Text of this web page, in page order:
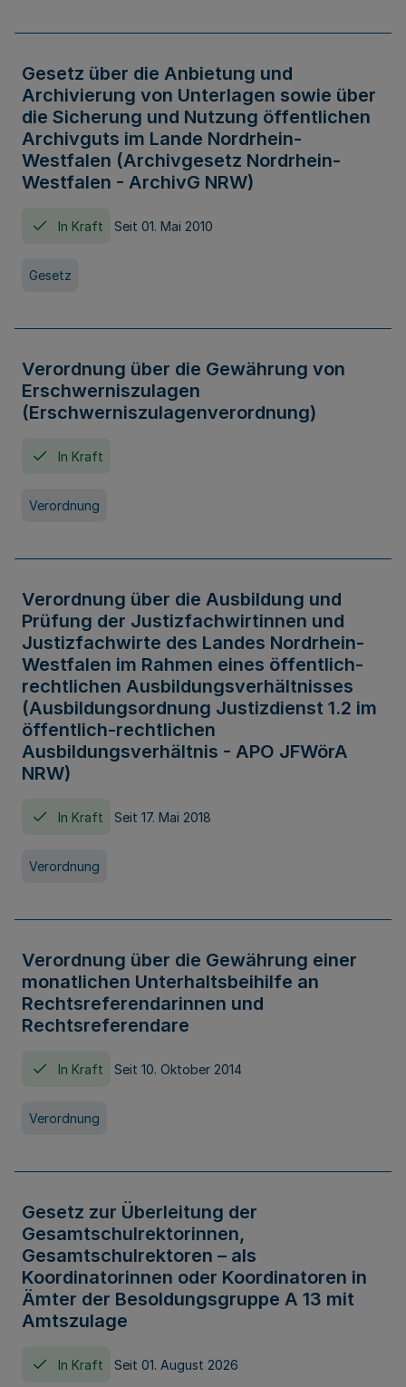
Gesetz über die Anbietung und
Archivierung von Unterlagen sowie über
die Sicherung und Nutzung öffentlichen
Archivguts im Lande Nordrhein-
Westfalen (Archivgesetz Nordrhein-
Westfalen - ArchivG NRW)
In Kraft Seit 01. Mai 2010
Gesetz
Verordnung über die Gewährung von
Erschwerniszulagen
(Erschwerniszulagenverordnung)
In Kraft
Verordnung
Verordnung über die Ausbildung und
Prüfung der Justizfachwirtinnen und
Justizfachwirte des Landes Nordrhein-
Westfalen im Rahmen eines öffentlich-
rechtlichen Ausbildungsverhältnisses
(Ausbildungsordnung Justizdienst 1.2 im
öffentlich-rechtlichen
Ausbildungsverhältnis - APO JFWörA
NRW)
In Kraft Seit 17. Mai 2018
Verordnung
Verordnung über die Gewährung einer
monatlichen Unterhaltsbeihilfe an
Rechtsreferendarinnen und
Rechtsreferendare
In Kraft Seit 10. Oktober 2014
Verordnung
Gesetz zur Überleitung der
Gesamtschulrektorinnen,
Gesamtschulrektoren – als
Koordinatorinnen oder Koordinatoren in
Ämter der Besoldungsgruppe A 13 mit
Amtszulage
In Kraft Seit 01. August 2026